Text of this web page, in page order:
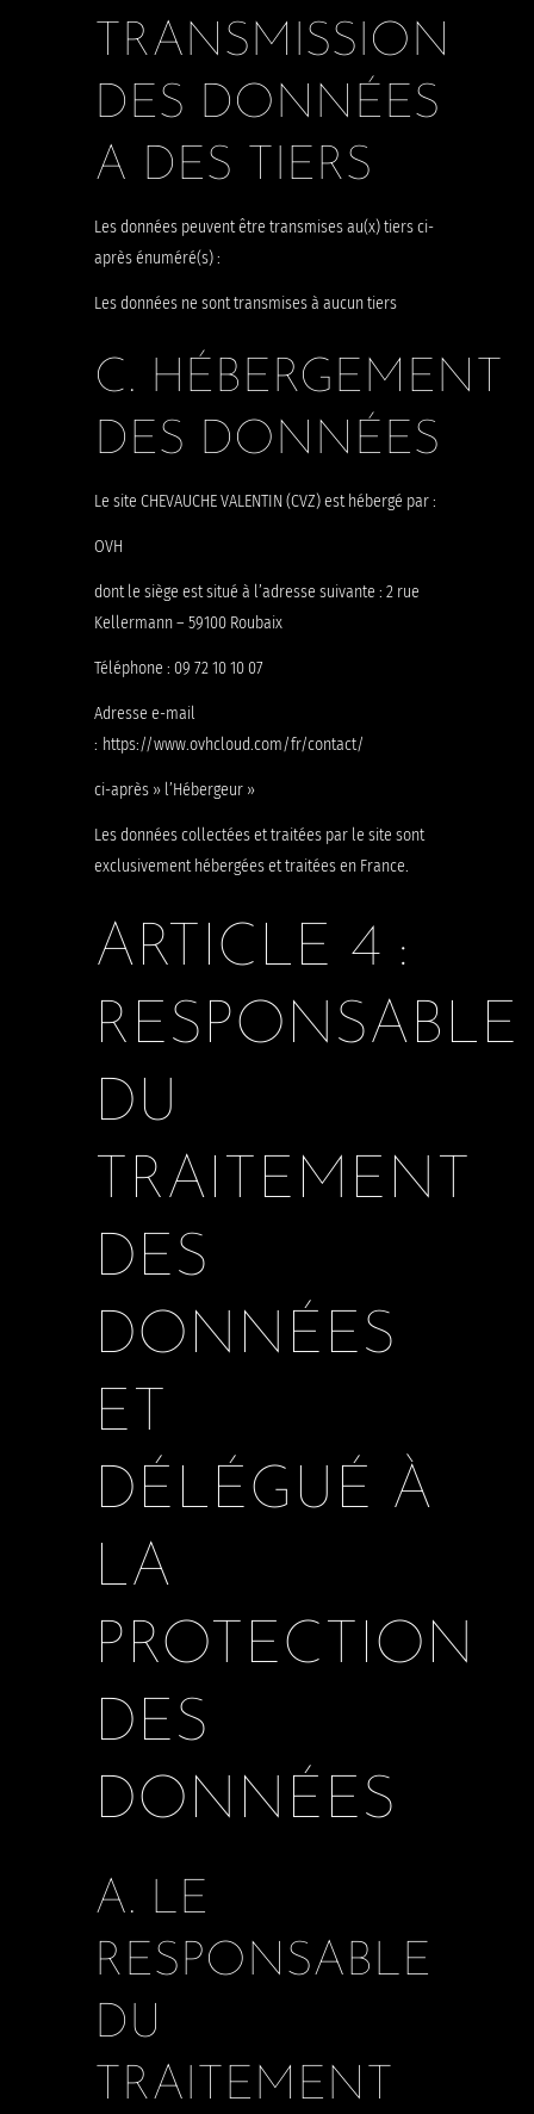
TRANSMISSION
DES DONNÉES
A DES TIERS
Les données peuvent être transmises au(x) tiers ci-
après énuméré(s) :
Les données ne sont transmises à aucun tiers
C. HÉBERGEMENT
DES DONNÉES
Le site CHEVAUCHE VALENTIN (CVZ) est hébergé par :
OVH
dont le siège est situé à l’adresse suivante : 2 rue
Kellermann – 59100 Roubaix
Téléphone : 09 72 10 10 07
Adresse e-mail
: https://www.ovhcloud.com/fr/contact/
ci-après » l’Hébergeur »
Les données collectées et traitées par le site sont
exclusivement hébergées et traitées en France.
ARTICLE 4 :
RESPONSABLE
DU
TRAITEMENT
DES
DONNÉES
ET
DÉLÉGUÉ À
LA
PROTECTION
DES
DONNÉES
A. LE
RESPONSABLE
DU
TRAITEMENT